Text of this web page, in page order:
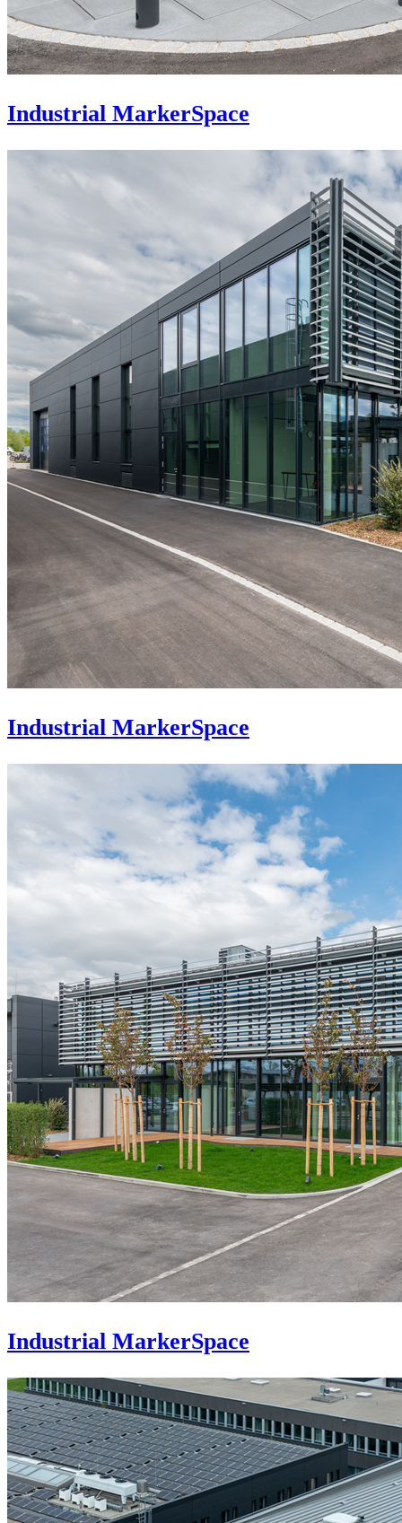
Industrial MarkerSpace
Industrial MarkerSpace
Industrial MarkerSpace